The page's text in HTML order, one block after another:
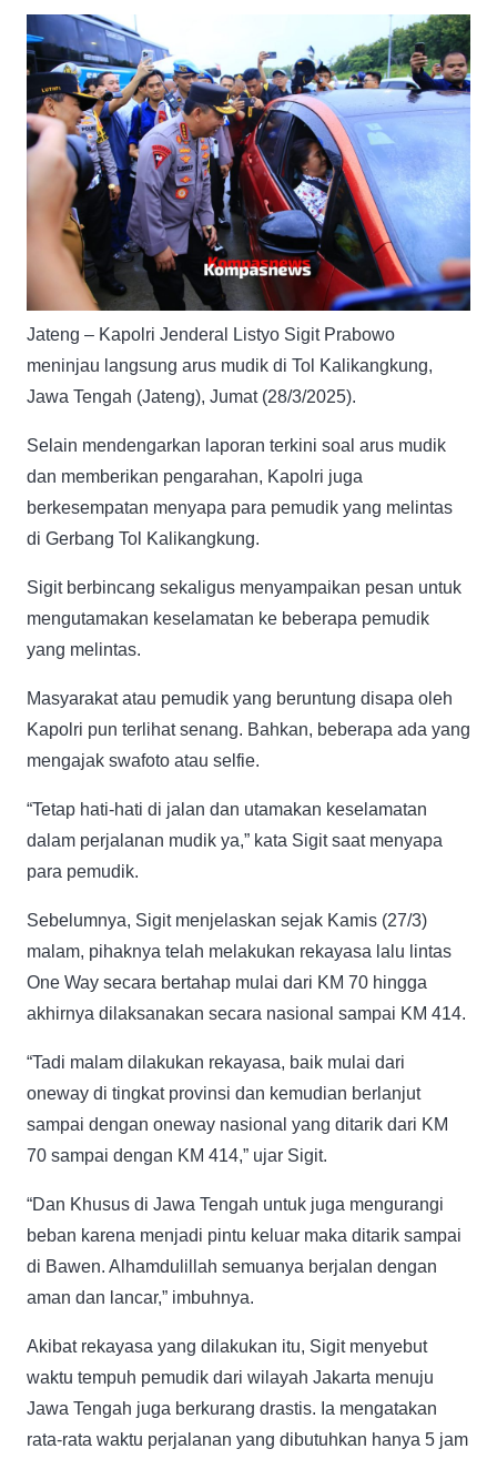
Jateng – Kapolri Jenderal Listyo Sigit Prabowo
meninjau langsung arus mudik di Tol Kalikangkung,
Jawa Tengah (Jateng), Jumat (28/3/2025).
Selain mendengarkan laporan terkini soal arus mudik
dan memberikan pengarahan, Kapolri juga
berkesempatan menyapa para pemudik yang melintas
di Gerbang Tol Kalikangkung.
Sigit berbincang sekaligus menyampaikan pesan untuk
mengutamakan keselamatan ke beberapa pemudik
yang melintas.
Masyarakat atau pemudik yang beruntung disapa oleh
Kapolri pun terlihat senang. Bahkan, beberapa ada yang
mengajak swafoto atau selfie.
“Tetap hati-hati di jalan dan utamakan keselamatan
dalam perjalanan mudik ya,” kata Sigit saat menyapa
para pemudik.
Sebelumnya, Sigit menjelaskan sejak Kamis (27/3)
malam, pihaknya telah melakukan rekayasa lalu lintas
One Way secara bertahap mulai dari KM 70 hingga
akhirnya dilaksanakan secara nasional sampai KM 414.
“Tadi malam dilakukan rekayasa, baik mulai dari
oneway di tingkat provinsi dan kemudian berlanjut
sampai dengan oneway nasional yang ditarik dari KM
70 sampai dengan KM 414,” ujar Sigit.
“Dan Khusus di Jawa Tengah untuk juga mengurangi
beban karena menjadi pintu keluar maka ditarik sampai
di Bawen. Alhamdulillah semuanya berjalan dengan
aman dan lancar,” imbuhnya.
Akibat rekayasa yang dilakukan itu, Sigit menyebut
waktu tempuh pemudik dari wilayah Jakarta menuju
Jawa Tengah juga berkurang drastis. Ia mengatakan
rata-rata waktu perjalanan yang dibutuhkan hanya 5 jam